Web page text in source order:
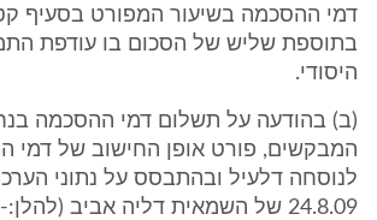
דמי ההסכמה בשיעור המפורט בסעיף
בתוספת שליש של הסכום בו עודפת
היסודי.
(ב) בהודעה על תשלום דמי ההסכמה
המבקשים, פורט אופן החישוב של
לנוסחה דלעיל ובהתבסס על נתוני
24.8.09 של השמאית דליה אביב